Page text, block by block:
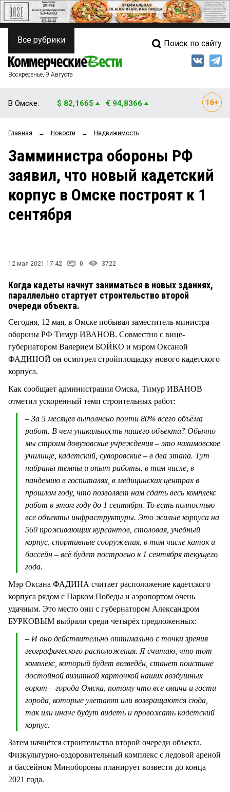
ПОЛИТИКА
ФИНАНСЫ
ОБЩЕСТВО
ЗАКОН
НОВОСТИ КОМПАНИЙ
ПРОИСШЕСТВИЯ
Свежий выпуск
Мнения
Рейтинги
Блоги
Архив
Все рубрики Поиск по сайту
Воскресенье, 9 Августа
В Омске: $ 82,1665 € 94,8366
Главная → Новости → Недвижимость
Замминистра обороны РФ
заявил, что новый кадетский
корпус в Омске построят к 1
сентября
12 мая 2021 17:42 0 3722
Когда кадеты начнут заниматься в новых зданиях,
параллельно стартует строительство второй
очереди объекта.
Сегодня, 12 мая, в Омске побывал заместитель министра
обороны РФ Тимур ИВАНОВ. Совместно с вице-
губернатором Валерием БОЙКО и мэром Оксаной
ФАДИНОЙ он осмотрел стройплощадку нового кадетского
корпуса.
Как сообщает администрация Омска, Тимур ИВАНОВ
отметил ускоренный темп строительных работ:
– За 5 месяцев выполнено почти 80% всего объёма
работ. В чем уникальность нашего объекта? Обычно
мы строим довузовские учреждения – это нахимовское
училище, кадетский, суворовские – в два этапа. Тут
набраны темпы и опыт работы, в том числе, в
пандемию в госпиталях, в медицинских центрах в
прошлом году, что позволяет нам сдать весь комплекс
работ в этом году до 1 сентября. То есть полностью
все объекты инфраструктуры. Это жилые корпуса на
560 проживающих курсантов, столовая, учебный
корпус, спортивные сооружения, в том числе каток и
бассейн – всё будет построено к 1 сентября текущего
года.
Мэр Оксана ФАДИНА считает расположение кадетского
корпуса рядом с Парком Победы и аэропортом очень
удачным. Это место они с губернатором Александром
БУРКОВЫМ выбрали среди четырёх предложенных:
– И оно действительно оптимально с точки зрения
географического расположения. Я считаю, что тот
комплекс, который будет возведён, станет поистине
достойной визитной карточкой наших воздушных
ворот – города Омска, потому что все омичи и гости
города, которые улетают или возвращаются сюда,
так или иначе будут видеть и провожать кадетский
корпус.
Затем начнётся строительство второй очереди объекта.
Физкультурно-оздоровительный комплекс с ледовой ареной
и бассейном Минобороны планирует возвести до конца
2021 года.